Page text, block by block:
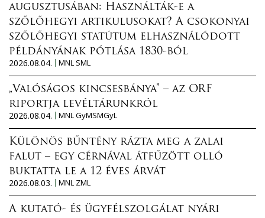
augusztusában: Használták-e a
szőlőhegyi artikulusokat? A csokonyai
szőlőhegyi statútum elhasználódott
példányának pótlása 1830-ból
2026.08.04.
MNL SML
„Valóságos kincsesbánya” – az ORF
riportja levéltárunkról
2026.08.04.
MNL GyMSMGyL
Különös bűntény rázta meg a zalai
falut – egy cérnával átfűzött olló
buktatta le a 12 éves árvát
2026.08.03.
MNL ZML
A kutató- és ügyfélszolgálat nyári